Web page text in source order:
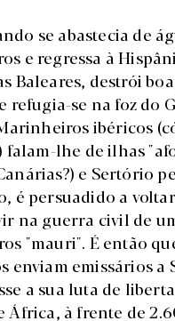
se abastecia de
e regressa à
Baleares, destrói
refugia-se na foz do
ibéricos
falam-lhe de ilhas
e Sertório
é persuadido a
na guerra civil de
"mauri". É então
enviam emissários a
a sua luta de
África, à frente de